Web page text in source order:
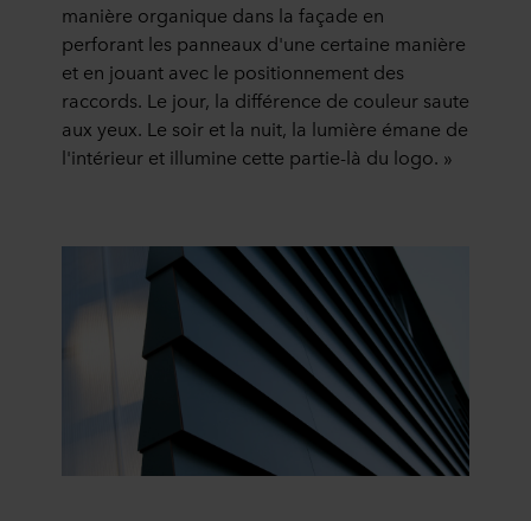
manière organique dans la façade en
perforant les panneaux d'une certaine manière
et en jouant avec le positionnement des
raccords. Le jour, la différence de couleur saute
aux yeux. Le soir et la nuit, la lumière émane de
l'intérieur et illumine cette partie-là du logo. »